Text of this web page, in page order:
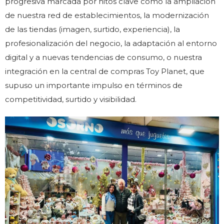
de nuestra red de establecimientos, la modernización
de las tiendas (imagen, surtido, experiencia), la
profesionalización del negocio, la adaptación al entorno
digital y a nuevas tendencias de consumo, o nuestra
integración en la central de compras Toy Planet, que
supuso un importante impulso en términos de
competitividad, surtido y visibilidad.